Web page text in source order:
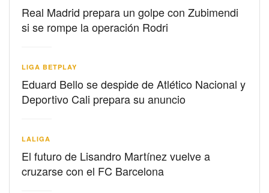
Real Madrid prepara un golpe con Zubimendi
si se rompe la operación Rodri
LIGA BETPLAY
Eduard Bello se despide de Atlético Nacional y
Deportivo Cali prepara su anuncio
LALIGA
El futuro de Lisandro Martínez vuelve a
cruzarse con el FC Barcelona